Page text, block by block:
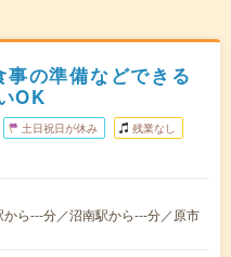
事の準備などできる
OK
土日祝日が休み 残業なし
から---分／沼南駅から---分／原市